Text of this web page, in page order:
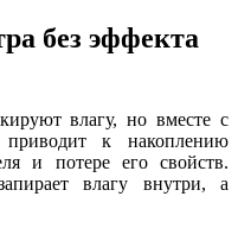
без эффекта
влагу, но вместе с
к накоплению
и потере его свойств.
влагу внутри, а